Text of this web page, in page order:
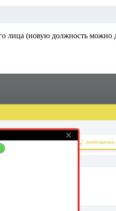
лица (новую должность можно